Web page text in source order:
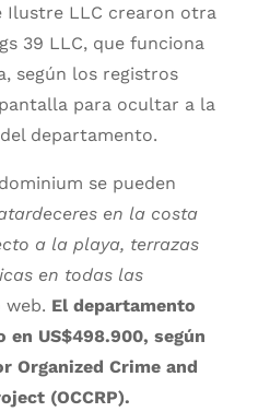
Ilustre LLC crearon otra
39 LLC, que funciona
según los registros
para ocultar a la
departamento.
se pueden
en la costa
a la playa, terrazas
en todas las
web. El departamento
en US$498.900, según
Organized Crime and
(OCCRP).